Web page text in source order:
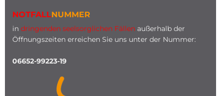
NOTFALLNUMMER
in dringenden seelsorglichen Fällen außerhalb der
Öffnungszeiten erreichen Sie uns unter der Nummer:
06652-99223-19